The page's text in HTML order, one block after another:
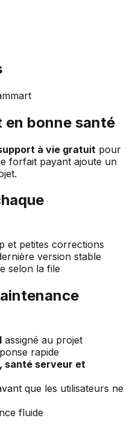
en bonne santé
à vie gratuit pour
forfait payant ajoute un
et petites corrections
version stable
selon la file
assigné au projet
rapide
santé serveur et
que les utilisateurs ne
fluide